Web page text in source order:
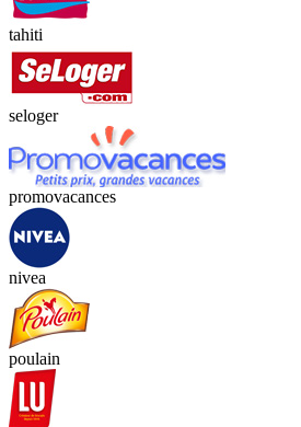
tahiti
seloger
promovacances
nivea
poulain